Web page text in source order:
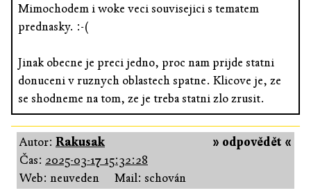
Mimochodem i woke veci souvisejici s tematem
prednasky. :-(
Jinak obecne je preci jedno, proc nam prijde statni
donuceni v ruznych oblastech spatne. Klicove je, ze
se shodneme na tom, ze je treba statni zlo zrusit.
» odpovědět «
Autor: Rakusak
Čas: 2025-03-17 15:32:28
Web: neuveden
Mail: schován